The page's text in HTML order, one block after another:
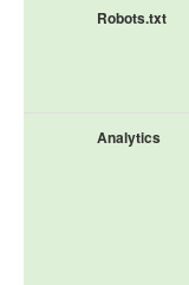
Robots.txt
Analytics